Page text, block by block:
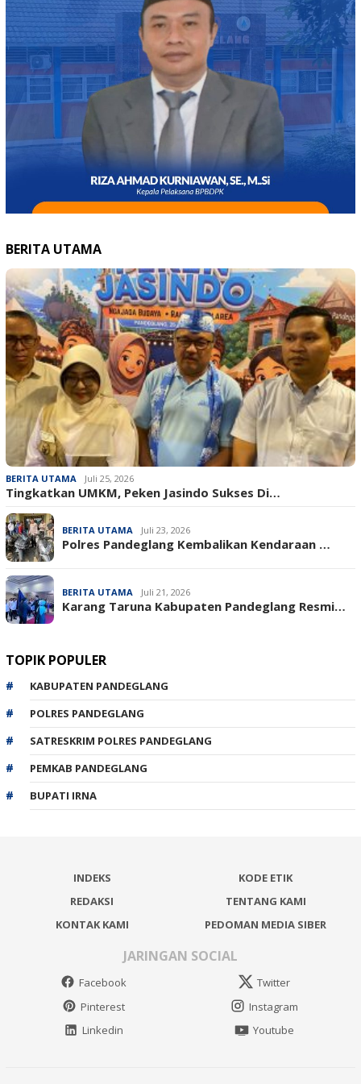
BERITA UTAMA
BERITA UTAMA Juli 25, 2026
Tingkatkan UMKM, Peken Jasindo Sukses Di…
BERITA UTAMA Juli 23, 2026
‎Polres Pandeglang Kembalikan Kendaraan …
BERITA UTAMA Juli 21, 2026
Karang Taruna Kabupaten Pandeglang Resmi…
TOPIK POPULER
KABUPATEN PANDEGLANG
POLRES PANDEGLANG
SATRESKRIM POLRES PANDEGLANG
PEMKAB PANDEGLANG
BUPATI IRNA
INDEKS
KODE ETIK
REDAKSI
TENTANG KAMI
KONTAK KAMI
PEDOMAN MEDIA SIBER
JARINGAN SOCIAL
Facebook
Twitter
Pinterest
Instagram
Linkedin
Youtube